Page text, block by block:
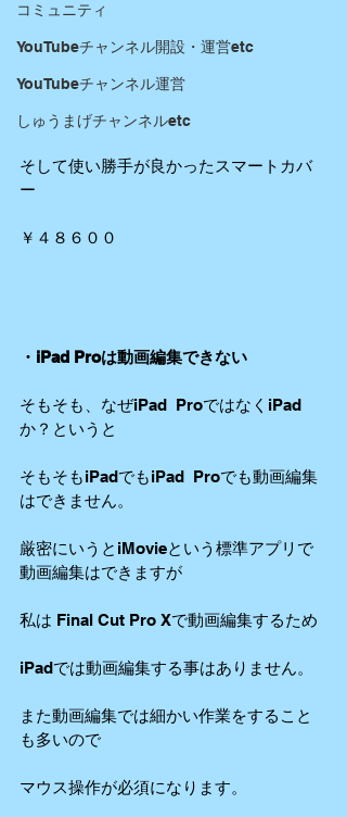
コミュニティ
YouTubeチャンネル開設・運営etc
YouTubeチャンネル運営
しゅうまげチャンネルetc
そして使い勝手が良かったスマートカバ
ー
￥４８６００
・iPad Proは動画編集できない
そもそも、なぜiPad  ProではなくiPad
か？というと
そもそもiPadでもiPad  Proでも動画編集
はできません。
厳密にいうとiMovieという標準アプリで
動画編集はできますが
私は Final Cut Pro Xで動画編集するため
iPadでは動画編集する事はありません。
また動画編集では細かい作業をすること
も多いので
マウス操作が必須になります。